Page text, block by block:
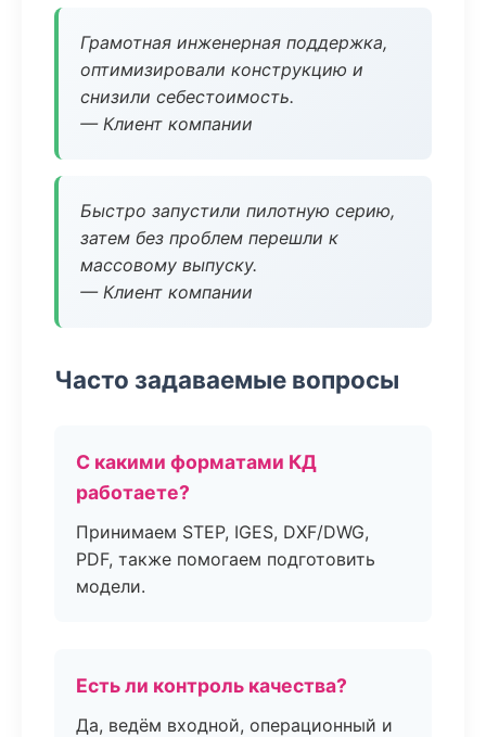
Грамотная инженерная поддержка,
оптимизировали конструкцию и
снизили себестоимость.
— Клиент компании
Быстро запустили пилотную серию,
затем без проблем перешли к
массовому выпуску.
— Клиент компании
Часто задаваемые вопросы
С какими форматами КД
работаете?
Принимаем STEP, IGES, DXF/DWG,
PDF, также помогаем подготовить
модели.
Есть ли контроль качества?
Да, ведём входной, операционный и